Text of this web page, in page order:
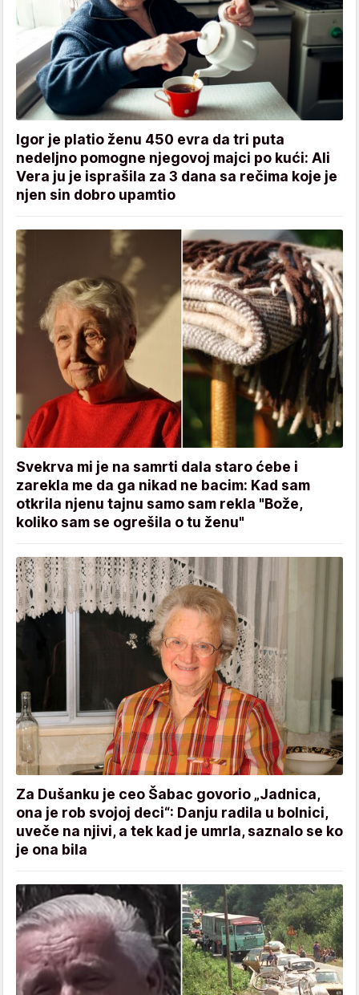
Igor je platio ženu 450 evra da tri puta
nedeljno pomogne njegovoj majci po kući: Ali
Vera ju je isprašila za 3 dana sa rečima koje je
njen sin dobro upamtio
Svekrva mi je na samrti dala staro ćebe i
zarekla me da ga nikad ne bacim: Kad sam
otkrila njenu tajnu samo sam rekla "Bože,
koliko sam se ogrešila o tu ženu"
Za Dušanku je ceo Šabac govorio „Jadnica,
ona je rob svojoj deci“: Danju radila u bolnici,
uveče na njivi, a tek kad je umrla, saznalo se ko
je ona bila